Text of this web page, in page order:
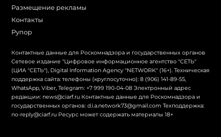
Размещение рекламы
Контакты
Рупор
Контактные данные для Роскомнадзора и государственных органов
Сетевое издание "Цифровое информационное агентство "СЕТЬ"
(ЦИА "СЕТЬ"), Digital Information Agency "NETWORK" (16+). Техническая
поддержка сайта: телефоны (круглосуточно): 8 (906) 141-89-55,
WhatsApp, Viber, Telegram: +7 999 190-04-08 Электронный адрес
редакции: news@ciarf.ru Контактные данные для Роскомнадзора и
государственных органов: d.i.a.network73@gmail.com Техподдержка:
no-reply@ciarf.ru Ресурс может содержать материалы 18+